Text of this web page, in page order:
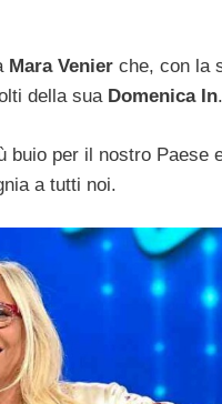
Mara Venier che, con la
della sua Domenica In.
per il nostro Paese
a tutti noi.